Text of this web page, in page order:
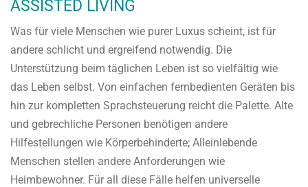
ASSISTED LIVING
Was für viele Menschen wie purer Luxus scheint, ist für
andere schlicht und ergreifend notwendig. Die
Unterstützung beim täglichen Leben ist so vielfältig wie
das Leben selbst. Von einfachen fernbedienten Geräten bis
hin zur kompletten Sprachsteuerung reicht die Palette. Alte
und gebrechliche Personen benötigen andere
Hilfestellungen wie Körperbehinderte; Alleinlebende
Menschen stellen andere Anforderungen wie
Heimbewohner. Für all diese Fälle helfen universelle